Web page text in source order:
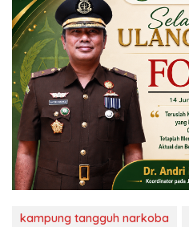
kampung tangguh narkoba